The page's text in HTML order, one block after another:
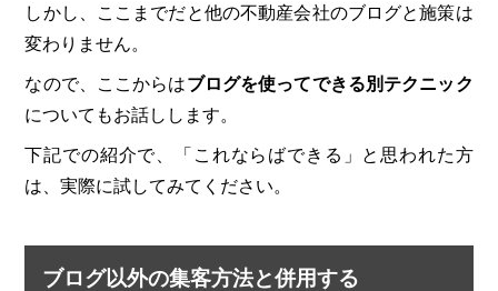
しかし、ここまでだと他の不動産会社のブログと施策は
変わりません。
なので、ここからはブログを使ってできる別テクニック
についてもお話しします。
下記での紹介で、「これならばできる」と思われた方
は、実際に試してみてください。
ブログ以外の集客方法と併用する